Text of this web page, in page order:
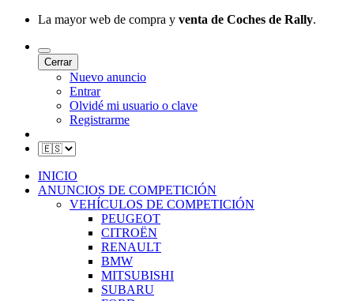
La mayor web de compra y venta de Coches de Rally.
Cerrar
Nuevo anuncio
Entrar
Olvidé mi usuario o clave
Registrarme
INICIO
ANUNCIOS DE COMPETICIÓN
VEHÍCULOS DE COMPETICIÓN
PEUGEOT
CITROËN
RENAULT
BMW
MITSUBISHI
SUBARU